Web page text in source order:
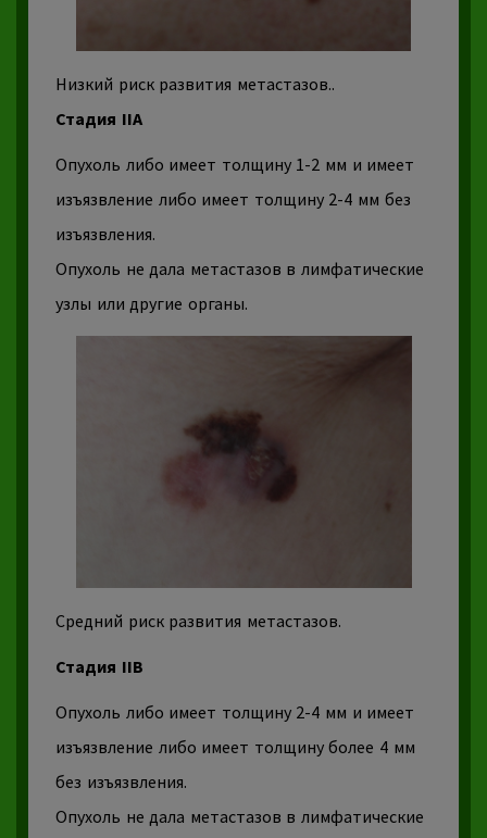
Низкий риск развития метастазов..
Стадия IIA
Опухоль либо имеет толщину 1-2 мм и имеет
изъязвление либо имеет толщину 2-4 мм без
изъязвления.
Опухоль не дала метастазов в лимфатические
узлы или другие органы.
Средний риск развития метастазов.
Стадия IIB
Опухоль либо имеет толщину 2-4 мм и имеет
изъязвление либо имеет толщину более 4 мм
без изъязвления.
Опухоль не дала метастазов в лимфатические